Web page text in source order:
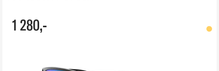
1 280,-